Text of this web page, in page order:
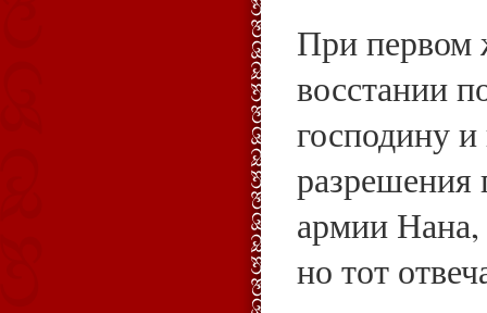
При первом
восстании
господину
разрешения
армии
но тот